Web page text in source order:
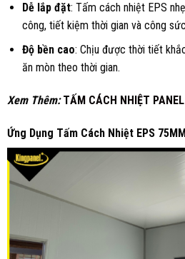
Dễ lắp đặt: Tấm cách nhiệt EPS
công, tiết kiệm thời gian và công
Độ bền cao: Chịu được thời tiết
ăn mòn theo thời gian.
Xem Thêm:TẤM CÁCH NHIỆT
Ứng Dụng Tấm Cách Nhiệt EPS